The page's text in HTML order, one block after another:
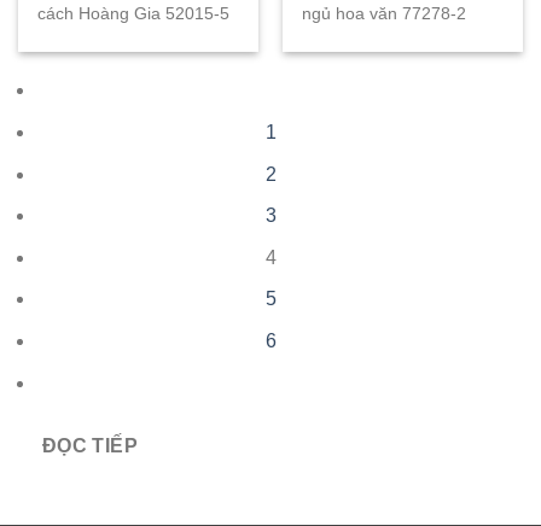
cách Hoàng Gia 52015-5
ngủ hoa văn 77278-2
1
2
3
4
5
6
ĐỌC TIẾP